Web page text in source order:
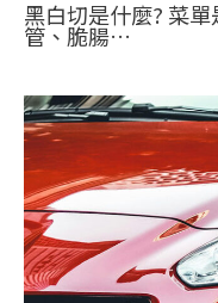
黑白切是什麼? 菜
管、脆腸…